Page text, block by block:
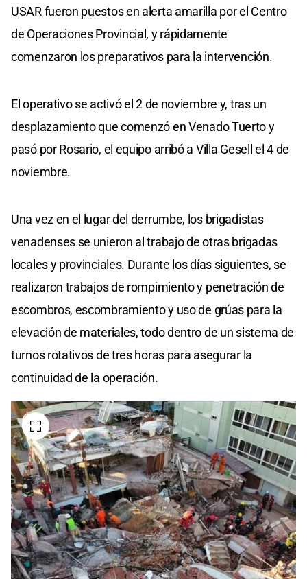
USAR fueron puestos en alerta amarilla por el Centro
de Operaciones Provincial, y rápidamente
comenzaron los preparativos para la intervención.
El operativo se activó el 2 de noviembre y, tras un
desplazamiento que comenzó en Venado Tuerto y
pasó por Rosario, el equipo arribó a Villa Gesell el 4 de
noviembre.
Una vez en el lugar del derrumbe, los brigadistas
venadenses se unieron al trabajo de otras brigadas
locales y provinciales. Durante los días siguientes, se
realizaron trabajos de rompimiento y penetración de
escombros, escombramiento y uso de grúas para la
elevación de materiales, todo dentro de un sistema de
turnos rotativos de tres horas para asegurar la
continuidad de la operación.